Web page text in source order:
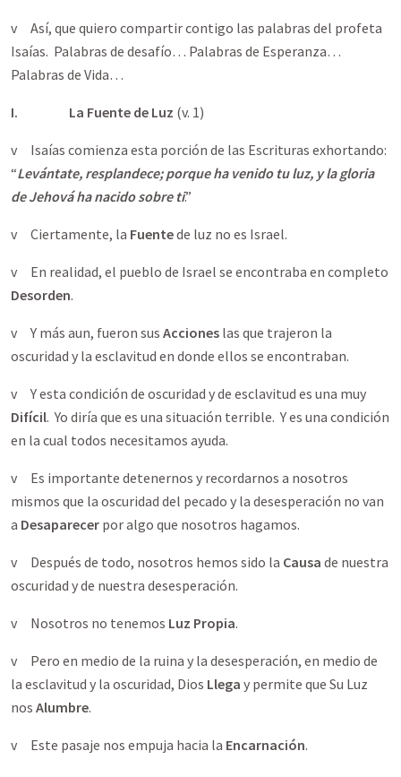
v Así, que quiero compartir contigo las palabras del profeta
Isaías. Palabras de desafío… Palabras de Esperanza…
Palabras de Vida…
I. La Fuente de Luz (v. 1)
v Isaías comienza esta porción de las Escrituras exhortando:
“Levántate, resplandece; porque ha venido tu luz, y la gloria
de Jehová ha nacido sobre ti.”
v Ciertamente, la Fuentede luz no es Israel.
v En realidad, el pueblo de Israel se encontraba en completo
Desorden.
v Y más aun, fueron sus Acciones las que trajeron la
oscuridad y la esclavitud en donde ellos se encontraban.
v Y esta condición de oscuridad y de esclavitud es una muy
Difícil. Yo diría que es una situación terrible. Y es una condición
en la cual todos necesitamos ayuda.
v Es importante detenernos y recordarnos a nosotros
mismos que la oscuridad del pecado y la desesperación no van
a Desaparecer por algo que nosotros hagamos.
v Después de todo, nosotros hemos sido la Causa de nuestra
oscuridad y de nuestra desesperación.
v Nosotros no tenemos Luz Propia.
v Pero en medio de la ruina y la desesperación, en medio de
la esclavitud y la oscuridad, Dios Llega y permite que Su Luz
nos Alumbre.
v Este pasaje nos empuja hacia la Encarnación.